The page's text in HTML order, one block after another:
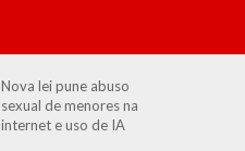
Nova lei pune abuso
sexual de menores na
internet e uso de IA